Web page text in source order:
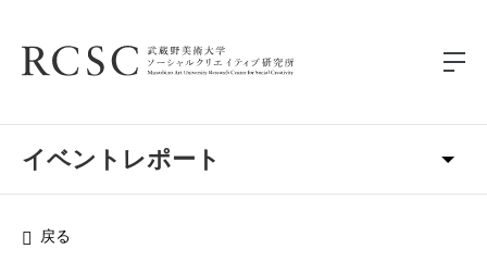
戻る